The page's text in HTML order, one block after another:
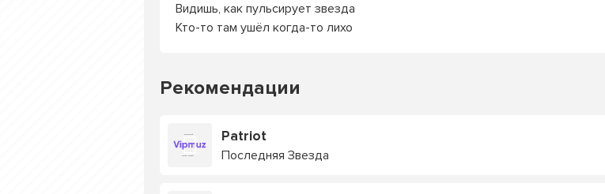
Видишь, как пульсирует звезда
Кто-то там ушёл когда-то лихо
Рекомендации
Patriot
Последняя Звезда